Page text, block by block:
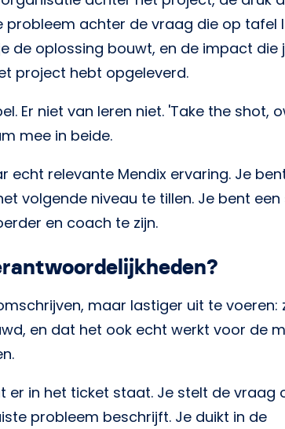
probleem achter de vraag die op tafel
de oplossing bouwt, en de impact die
project hebt opgeleverd.
Er niet van leren niet. 'Take the shot,
mee in beide.
echt relevante Mendix ervaring. Je
volgende niveau te tillen. Je bent een
en coach te zijn.
maar lastiger uit te voeren:
en dat het ook echt werkt voor de
er in het ticket staat. Je stelt de vraag
probleem beschrijft. Je duikt in de